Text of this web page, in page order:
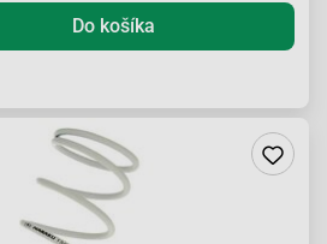
Do košíka